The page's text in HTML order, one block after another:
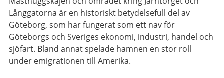
Långgatorna är en historiskt betydelsefull del av
Göteborg, som har fungerat som ett nav för
Göteborgs och Sveriges ekonomi, industri, handel och
sjöfart. Bland annat spelade hamnen en stor roll
under emigrationen till Amerika.